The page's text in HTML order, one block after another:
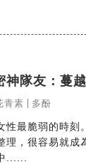
神隊友：蔓
青素 多酚
最脆弱的時刻
，很容易就成
......